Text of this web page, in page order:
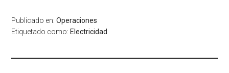
Publicado en:Operaciones
Etiquetado como: Electricidad